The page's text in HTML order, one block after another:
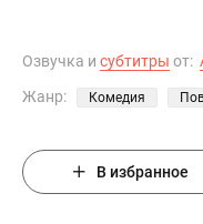
Озвучка и субтитры от:
Жанр:
Комедия
В избранное